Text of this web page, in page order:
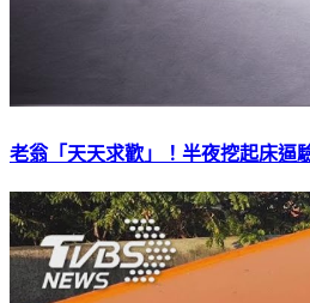
老翁「天天求歡」！半夜挖起床